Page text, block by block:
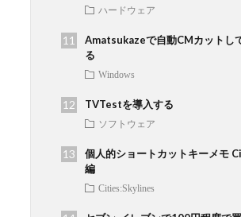
ハードウェア
Amatsukazeで自動CMカットし
る
Windows
TVTestを導入する
ソフトウェア
個人的ショートカットキーメモ
編
Cities:Skylines